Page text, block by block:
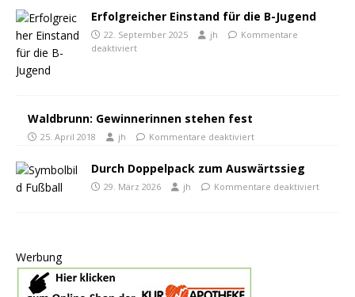
Erfolgreicher Einstand für die B-Jugend
22. September 2025 jh
Kommentare
deaktiviert
Waldbrunn: Gewinnerinnen stehen fest
25. April 2018 jh Kommentare deaktiviert
Durch Doppelpack zum Auswärtssieg
29. März 2026 jh Kommentare deaktiviert
Werbung